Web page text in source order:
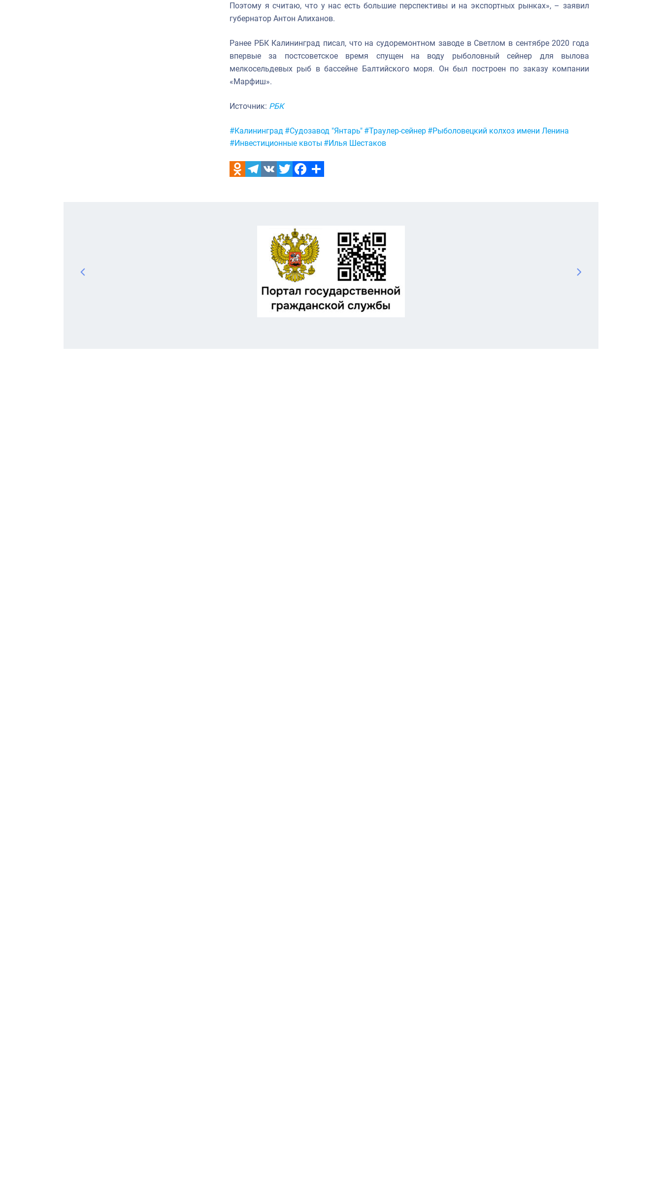
Поэтому я считаю, что у нас есть большие перспективы и на экспортных рынках», – заявил
губернатор Антон Алиханов.
Ранее РБК Калининград писал, что на судоремонтном заводе в Светлом в сентябре 2020 года
впервые за постсоветское время спущен на воду рыболовный сейнер для вылова
мелкосельдевых рыб в бассейне Балтийского моря. Он был построен по заказу компании
«Марфиш».
Источник: РБК
Метки:
#Калининград #Судозавод "Янтарь" #Траулер-сейнер #Рыболовецкий колхоз имени Ленина
#Инвестиционные квоты #Илья Шестаков